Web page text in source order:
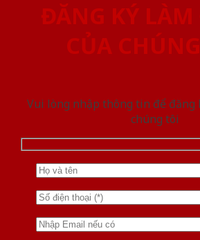
ĐĂNG KÝ
CỦA
Vui lòng nhập thông tin để đăng
chúng tôi